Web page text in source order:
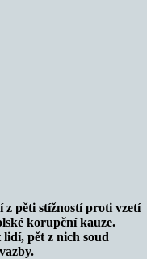
z pěti stížností proti vzetí
korupční kauze.
pět z nich soud